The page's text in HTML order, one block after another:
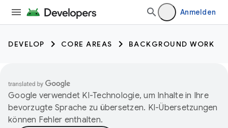
Anmelden
DEVELOP CORE AREAS BACKGROUND WORK
Google verwendet KI-Technologie, um Inhalte in Ihre
bevorzugte Sprache zu übersetzen. KI-Übersetzungen
können Fehler enthalten.